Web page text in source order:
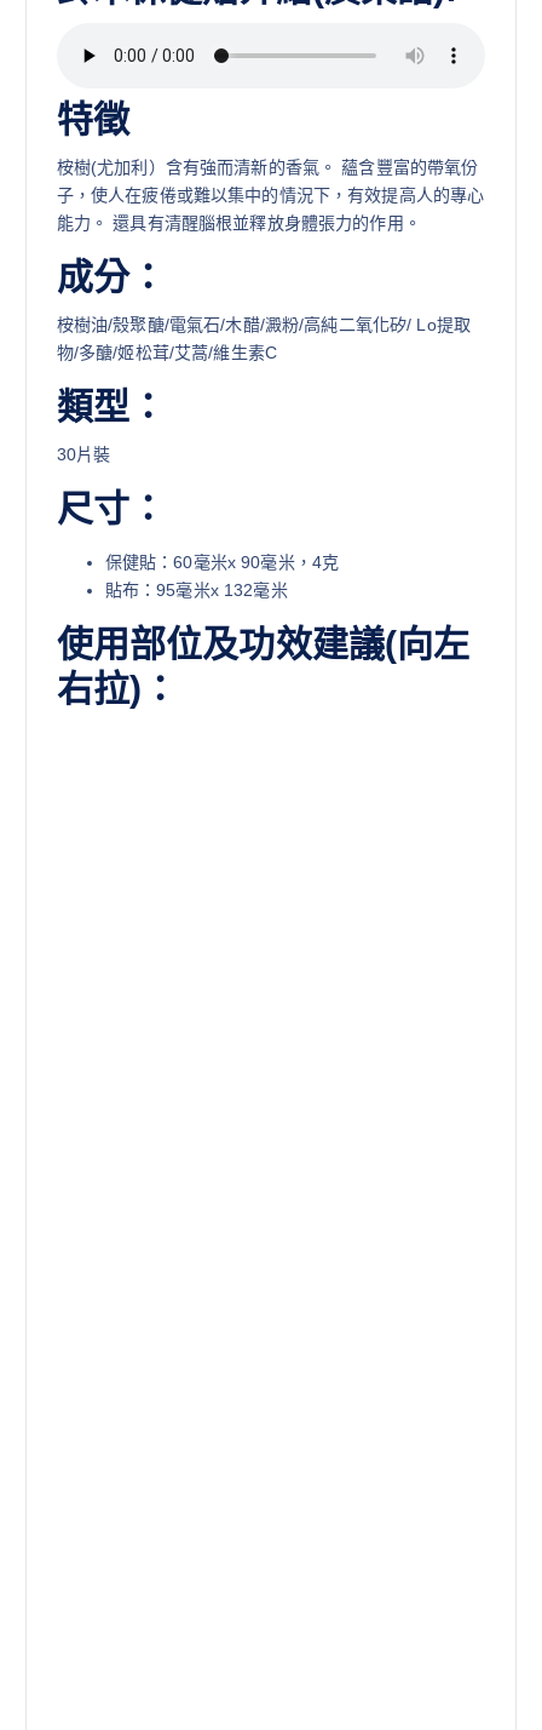
特徵
桉樹(尤加利）含有強而清新的香氣。 蘊含豐富的帶氧份
子，使人在疲倦或難以集中的情況下，有效提高人的專心
能力。 還具有清醒腦根並釋放身體張力的作用。
成分：
桉樹油/殼聚醣/電氣石/木醋/澱粉/高純二氧化矽/ Lo提取
物/多醣/姬松茸/艾蒿/維生素C
類型：
30片裝
尺寸：
保健貼：60毫米x 90毫米，4克
貼布：95毫米x 132毫米
使用部位及功效建議(向左
右拉)：